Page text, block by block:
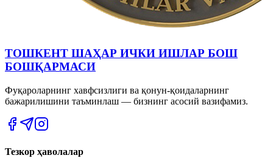
ТОШКЕНТ ШАҲАР ИЧКИ ИШЛАР БОШ
БОШҚАРМАСИ
Фуқароларнинг хавфсизлиги ва қонун-қоидаларнинг
бажарилишини таъминлаш — бизнинг асосий вазифамиз.
Тезкор ҳаволалар